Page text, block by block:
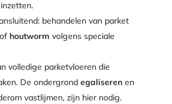
behandelen van parket
of houtworm volgens speciale
volledige parketvloeren die
De ondergrond egaliseren en
vastlijmen, zijn hier nodig.